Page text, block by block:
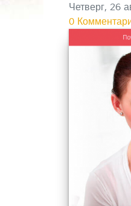
Четверг, 26
0